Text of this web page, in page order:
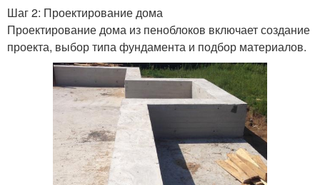
Шаг 2: Проектирование дома
Проектирование дома из пеноблоков включает создание
проекта, выбор типа фундамента и подбор материалов.